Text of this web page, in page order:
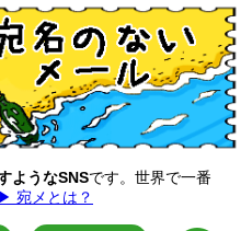
ようなSNSです。世界で一番
▶ 宛メとは？